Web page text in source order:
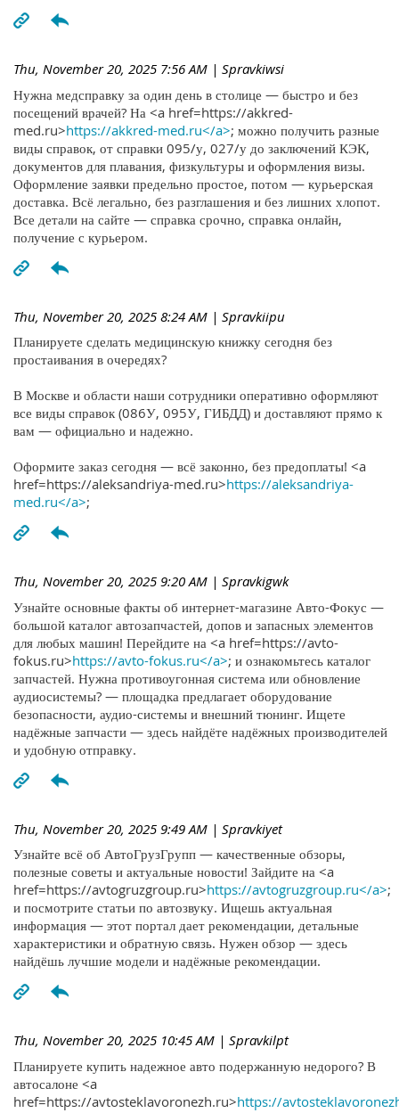
Thu, November 20, 2025 7:56 AM | Spravkiwsi
Нужна медсправку за один день в столице — быстро и без
посещений врачей? На <a href=https://akkred-
med.ru>https://akkred-med.ru</a>; можно получить разные
виды справок, от справки 095/у, 027/у до заключений КЭК,
документов для плавания, физкультуры и оформления визы.
Оформление заявки предельно простое, потом — курьерская
доставка. Всё легально, без разглашения и без лишних хлопот.
Все детали на сайте — справка срочно, справка онлайн,
получение с курьером.
Thu, November 20, 2025 8:24 AM | Spravkiipu
Планируете сделать медицинскую книжку сегодня без
простаивания в очередях?
В Москве и области наши сотрудники оперативно оформляют
все виды справок (086У, 095У, ГИБДД) и доставляют прямо к
вам — официально и надежно.
Оформите заказ сегодня — всё законно, без предоплаты! <a
href=https://aleksandriya-med.ru>https://aleksandriya-
med.ru</a>;
Thu, November 20, 2025 9:20 AM | Spravkigwk
Узнайте основные факты об интернет-магазине Авто-Фокус —
большой каталог автозапчастей, допов и запасных элементов
для любых машин! Перейдите на <a href=https://avto-
fokus.ru>https://avto-fokus.ru</a>; и ознакомьтесь каталог
запчастей. Нужна противоугонная система или обновление
аудиосистемы? — площадка предлагает оборудование
безопасности, аудио-системы и внешний тюнинг. Ищете
надёжные запчасти — здесь найдёте надёжных производителей
и удобную отправку.
Thu, November 20, 2025 9:49 AM | Spravkiyet
Узнайте всё об АвтоГрузГрупп — качественные обзоры,
полезные советы и актуальные новости! Зайдите на <a
href=https://avtogruzgroup.ru>https://avtogruzgroup.ru</a>;
и посмотрите статьи по автозвуку. Ищешь актуальная
информация — этот портал дает рекомендации, детальные
характеристики и обратную связь. Нужен обзор — здесь
найдёшь лучшие модели и надёжные рекомендации.
Thu, November 20, 2025 10:45 AM | Spravkilpt
Планируете купить надежное авто подержанную недорого? В
автосалоне <a
href=https://avtosteklavoronezh.ru>https://